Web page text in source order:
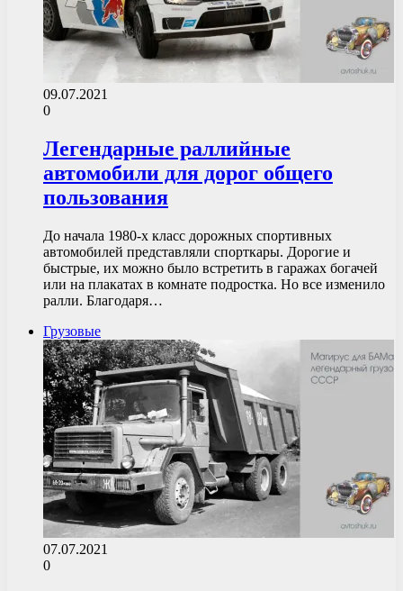
09.07.2021
0
Легендарные раллийные
автомобили для дорог общего
пользования
До начала 1980-х класс дорожных спортивных
автомобилей представляли спорткары. Дорогие и
быстрые, их можно было встретить в гаражах богачей
или на плакатах в комнате подростка. Но все изменило
ралли. Благодаря…
Грузовые
07.07.2021
0